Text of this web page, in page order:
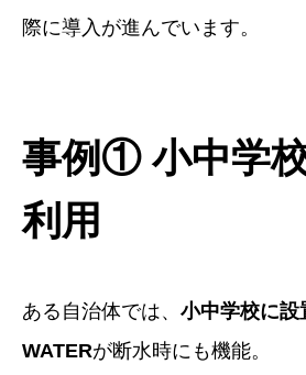
際に導入が進んでいます。
事例① 小中学
利用
ある自治体では、 小中学校に
WATERが断水時にも機能。